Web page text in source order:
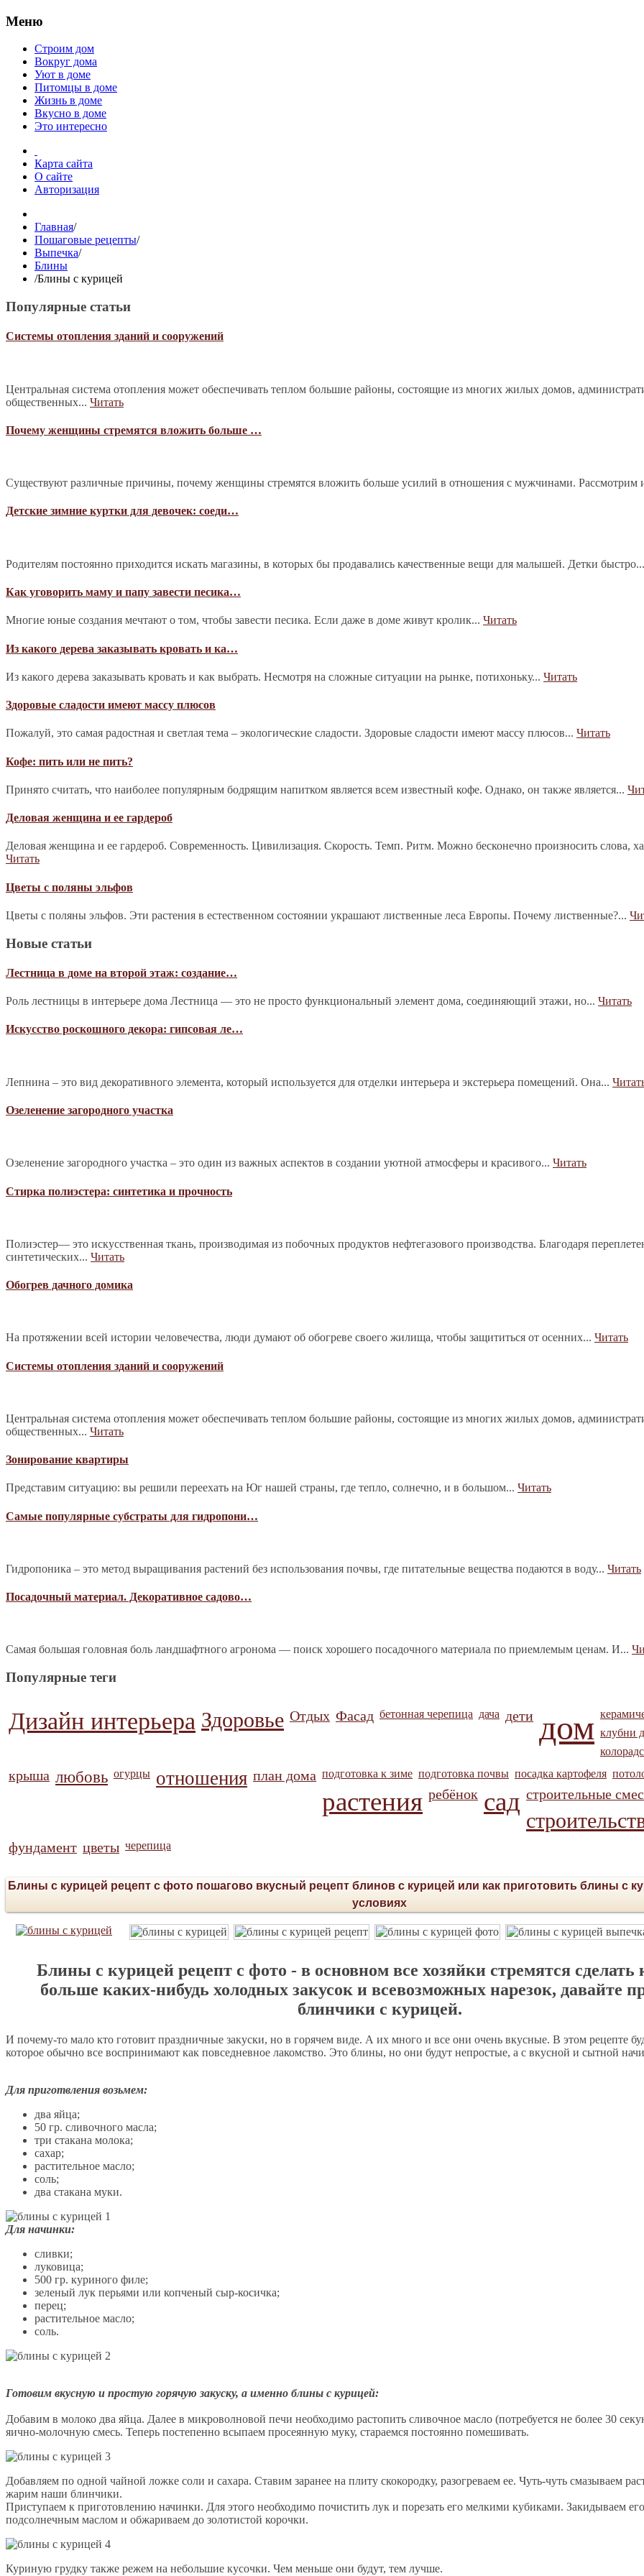
Меню
Строим дом
Вокруг дома
Уют в доме
Питомцы в доме
Жизнь в доме
Вкусно в доме
Это интересно
Карта сайта
О сайте
Авторизация
Главная/
Пошаговые рецепты/
Выпечка/
Блины
/Блины с курицей
Популярные статьи
Системы отопления зданий и сооружений
Центральная система отопления может обеспечивать теплом большие районы, состоящие из многих жилых домов,
общественных... Читать
Почему женщины стремятся вложить больше …
Существуют различные причины, почему женщины стремятся вложить больше усилий в отношения с мужчинами. Рассмотрим
Детские зимние куртки для девочек: соеди…
Родителям постоянно приходится искать магазины, в которых бы продавались качественные вещи для малышей. Детки быстро...
Как уговорить маму и папу завести песика…
Многие юные создания мечтают о том, чтобы завести песика. Если даже в доме живут кролик... Читать
Из какого дерева заказывать кровать и ка…
Из какого дерева заказывать кровать и как выбрать. Несмотря на сложные ситуации на рынке, потихоньку... Читать
Здоровые сладости имеют массу плюсов
Пожалуй, это самая радостная и светлая тема – экологические сладости. Здоровые сладости имеют массу плюсов... Читать
Кофе: пить или не пить?
Принято считать, что наиболее популярным бодрящим напитком является всем известный кофе. Однако, он также является...
Деловая женщина и ее гардероб
Деловая женщина и ее гардероб. Современность. Цивилизация. Скорость. Темп. Ритм. Можно бесконечно произносить слова,
Читать
Цветы с поляны эльфов
Цветы с поляны эльфов. Эти растения в естественном состоянии украшают лиственные леса Европы. Почему лиственные?...
Новые статьи
Лестница в доме на второй этаж: создание…
Роль лестницы в интерьере дома Лестница — это не просто функциональный элемент дома, соединяющий этажи, но... Читать
Искусство роскошного декора: гипсовая ле…
Лепнина – это вид декоративного элемента, который используется для отделки интерьера и экстерьера помещений. Она...
Озеленение загородного участка
Озеленение загородного участка – это один из важных аспектов в создании уютной атмосферы и красивого... Читать
Стирка полиэстера: синтетика и прочность
Полиэстер— это искусственная ткань, производимая из побочных продуктов нефтегазового производства. Благодаря
синтетических... Читать
Обогрев дачного домика
На протяжении всей истории человечества, люди думают об обогреве своего жилища, чтобы защититься от осенних... Читать
Системы отопления зданий и сооружений
Центральная система отопления может обеспечивать теплом большие районы, состоящие из многих жилых домов,
общественных... Читать
Зонирование квартиры
Представим ситуацию: вы решили переехать на Юг нашей страны, где тепло, солнечно, и в большом... Читать
Самые популярные субстраты для гидропони…
Гидропоника – это метод выращивания растений без использования почвы, где питательные вещества подаются в воду... Читать
Посадочный материал. Декоративное садово…
Самая большая головная боль ландшафтного агронома — поиск хорошего посадочного материала по приемлемым ценам. И...
Популярные теги
Дизайн интерьера Здоровье Отдых Фасад бетонная черепица дача дети дом клубни
крыша любовь огурцы отношения план дома подготовка к зиме подготовка почвы посадка картофеля
растения ребёнок сад строительные
фундамент цветы черепица
Блины с курицей рецепт с фото пошагово вкусный рецепт блинов с курицей или как приготовить блины с
условиях
Блины с курицей рецепт с фото - в основном все хозяйки стремятся
больше каких-нибудь холодных закусок и всевозможных нарезок, давайте
блинчики с курицей.
И почему-то мало кто готовит праздничные закуски, но в горячем виде. А их много и все они очень вкусные. В этом рецепте
которое обычно все воспринимают как повседневное лакомство. Это блины, но они будут непростые, а с вкусной и сытной
Для приготвления возьмем:
два яйца;
50 гр. сливочного масла;
три стакана молока;
сахар;
растительное масло;
соль;
два стакана муки.
Для начинки:
сливки;
луковица;
500 гр. куриного филе;
зеленый лук перьями или копченый сыр-косичка;
перец;
растительное масло;
соль.
Готовим вкусную и простую горячую закуску, а именно блины с курицей:
Добавим в молоко два яйца. Далее в микроволновой печи необходимо растопить сливочное масло (потребуется не более 30
яично-молочную смесь. Теперь постепенно всыпаем просеянную муку, стараемся постоянно помешивать.
Добавляем по одной чайной ложке соли и сахара. Ставим заранее на плиту скокородку, разогреваем ее. Чуть-чуть смазываем
жарим наши блинчики.
Приступаем к приготовлению начинки. Для этого необходимо почистить лук и порезать его мелкими кубиками. Закидываем
подсолнечным маслом и обжариваем до золотистой корочки.
Куриную грудку также режем на небольшие кусочки. Чем меньше они будут, тем лучше.